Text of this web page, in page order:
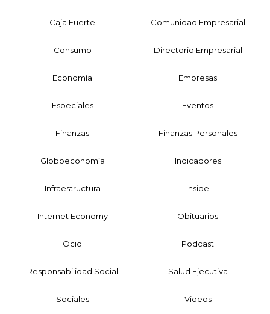
Caja Fuerte Comunidad Empresarial
Consumo Directorio Empresarial
Economía Empresas
Especiales Eventos
Finanzas Finanzas Personales
Globoeconomía Indicadores
Infraestructura Inside
Internet Economy Obituarios
Ocio Podcast
Responsabilidad Social Salud Ejecutiva
Sociales Videos